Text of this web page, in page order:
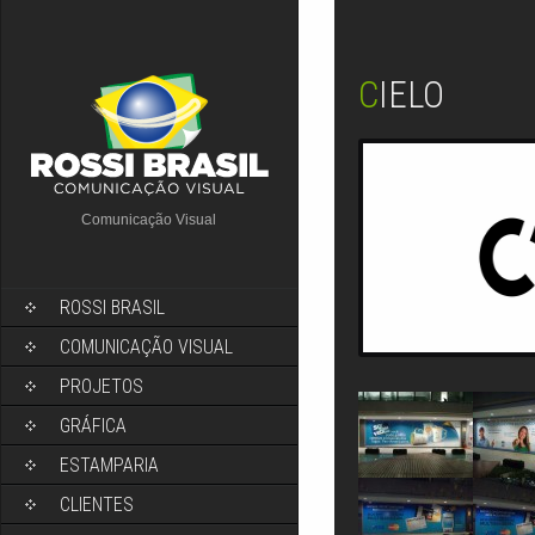
Comunicação Visual
ROSSI BRASIL
COMUNICAÇÃO VISUAL
PROJETOS
GRÁFICA
ESTAMPARIA
CLIENTES
CIELO